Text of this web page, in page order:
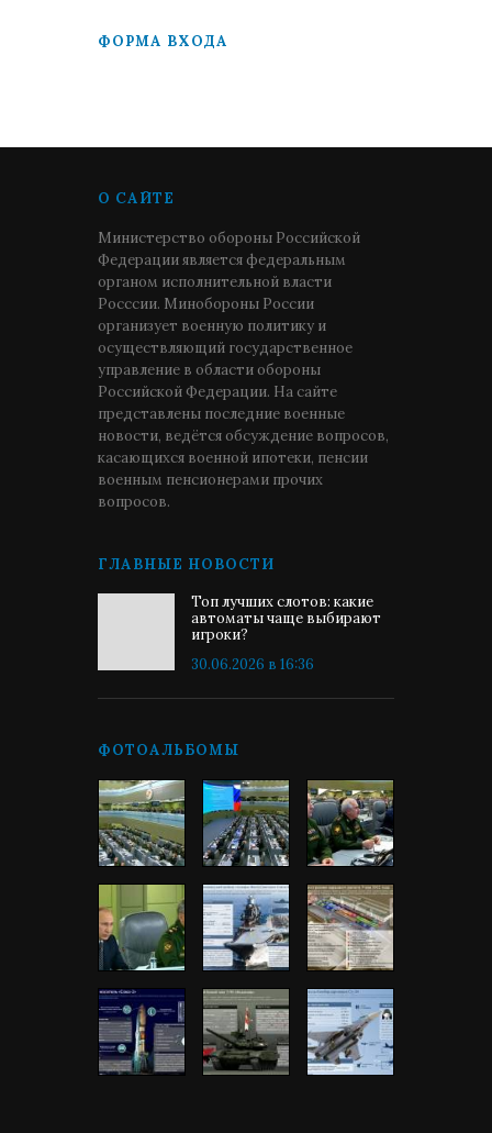
ФОРМА ВХОДА
О САЙТЕ
Министерство обороны Российской
Федерации является федеральным
органом исполнительной власти
Росссии. Минобороны России
организует военную политику и
осуществляющий государственное
управление в области обороны
Российской Федерации. На сайте
представлены последние военные
новости, ведётся обсуждение вопросов,
касающихся военной ипотеки, пенсии
военным пенсионерами прочих
вопросов.
ГЛАВНЫЕ НОВОСТИ
Топ лучших слотов: какие
автоматы чаще выбирают
игроки?
30.06.2026 в 16:36
ФОТОАЛЬБОМЫ